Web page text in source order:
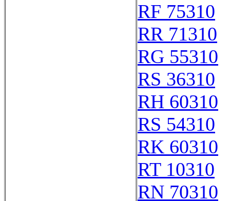
RF 75310
RR 71310
RG 55310
RS 36310
RH 60310
RS 54310
RK 60310
RT 10310
RN 70310